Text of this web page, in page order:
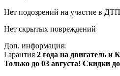
Нет подозрений на участие в ДТП
Нет скрытых повреждений
Доп. информация:
Гарантия 2 года на двигатель и
Только до 03 августа! Скидки